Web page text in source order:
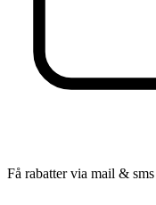
Få rabatter via mail & sms